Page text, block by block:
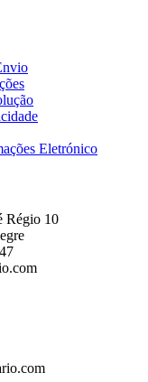
Eletrónico
Régio 10